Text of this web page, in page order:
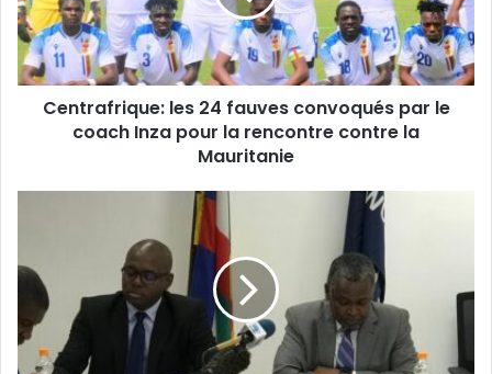
par
le
coach
Inza
pour
la
Centrafrique: les 24 fauves convoqués par le
coach Inza pour la rencontre contre la
Mauritanie
mondiale
réitère
appui